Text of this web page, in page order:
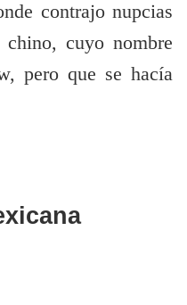
contrajo nupcias
cuyo nombre
pero que se hacía